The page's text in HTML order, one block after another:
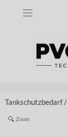
Tankschutzbedarf /
Zoom